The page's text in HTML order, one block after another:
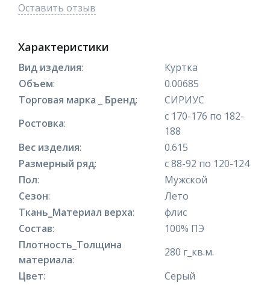
Оставить отзыв
Характеристики
Вид изделия:
Куртка
Объем:
0.00685
Торговая марка _ Бренд:
СИРИУС
Ростовка:
с 170-176 по 182-
188
Вес изделия:
0.615
Размерный ряд:
с 88-92 по 120-124
Пол:
Мужской
Сезон:
Лето
Ткань_Материал верха:
флис
Состав:
100% ПЭ
Плотность_Толщина
материала:
280 г_кв.м.
Цвет: Серый